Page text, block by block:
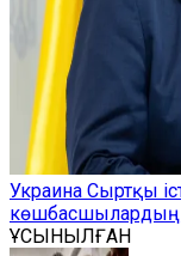
Украина Сыртқы
көшбасшылардың
ҰСЫНЫЛҒАН